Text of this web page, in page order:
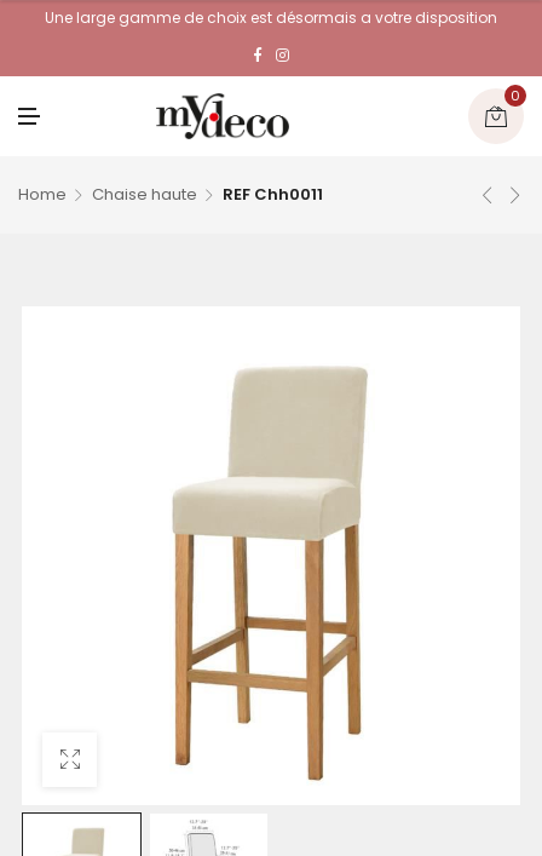
Une large gamme de choix est désormais a votre disposition
0
Home Chaise haute REF Chh0011